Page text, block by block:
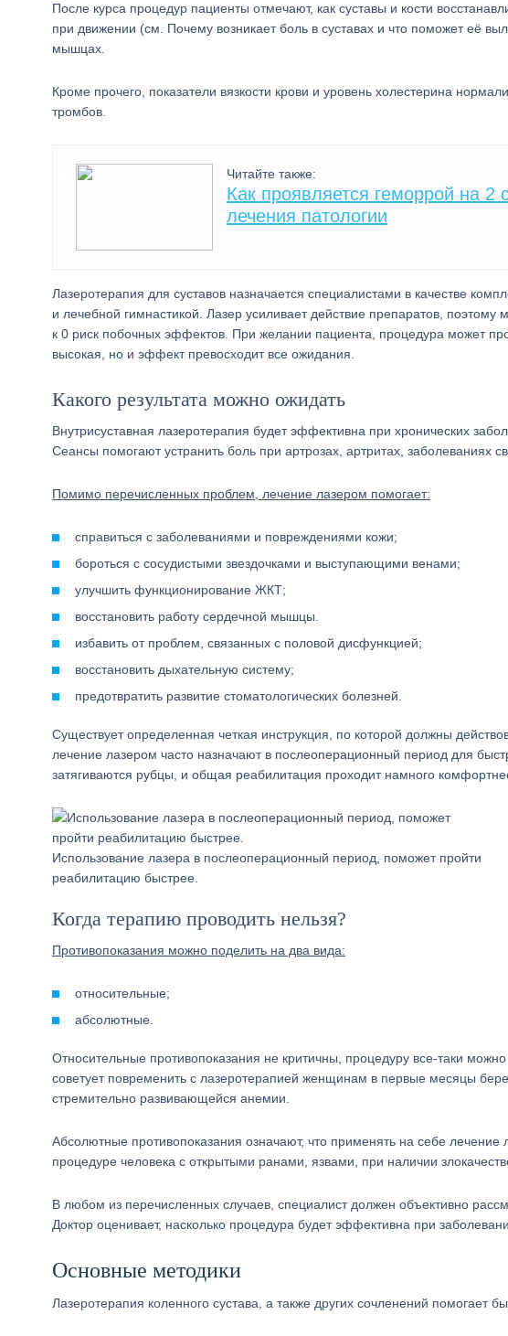
После курса процедур пациенты отмечают, как суставы и кости
при движении (см. Почему возникает боль в суставах и что поможет её
мышцах.
Кроме прочего, показатели вязкости крови и уровень холестерина
тромбов.
Читайте также:
Как проявляется геморрой на
лечения патологии
Лазеротерапия для суставов назначается специалистами в качестве
и лечебной гимнастикой. Лазер усиливает действие препаратов,
к 0 риск побочных эффектов. При желании пациента, процедура может
высокая, но и эффект превосходит все ожидания.
Какого результата можно ожидать
Внутрисуставная лазеротерапия будет эффективна при хронических
Сеансы помогают устранить боль при артрозах, артритах, заболеваниях
Помимо перечисленных проблем, лечение лазером помогает:
справиться с заболеваниями и повреждениями кожи;
бороться с сосудистыми звездочками и выступающими венами;
улучшить функционирование ЖКТ;
восстановить работу сердечной мышцы.
избавить от проблем, связанных с половой дисфункцией;
восстановить дыхательную систему;
предотвратить развитие стоматологических болезней.
Существует определенная четкая инструкция, по которой должны
лечение лазером часто назначают в послеоперационный период для
затягиваются рубцы, и общая реабилитация проходит намного
Использование лазера в послеоперационный период, поможет пройти
реабилитацию быстрее.
Когда терапию проводить нельзя?
Противопоказания можно поделить на два вида:
относительные;
абсолютные.
Относительные противопоказания не критичны, процедуру все-таки
советует повременить с лазеротерапией женщинам в первые месяцы
стремительно развивающейся анемии.
Абсолютные противопоказания означают, что применять на себе
процедуре человека с открытыми ранами, язвами, при наличии
В любом из перечисленных случаев, специалист должен объективно
Доктор оценивает, насколько процедура будет эффективна при
Основные методики
Лазеротерапия коленного сустава, а также других сочленений помогает